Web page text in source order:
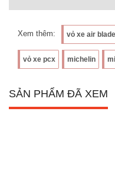
Xem thêm: vỏ xe air blade
vỏ xe pcx michelin
SẢN PHẨM ĐÃ XEM